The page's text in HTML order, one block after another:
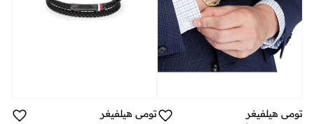
تومي هيلفيغر
تومي هيلفيغر